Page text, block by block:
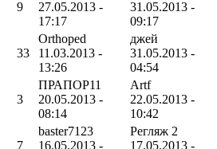
9
27.05.2013 -
17:17
31.05.2013 -
09:17
33
Orthoped
11.03.2013 -
13:26
джей
31.05.2013 -
04:54
3
ПРАПОР11
20.05.2013 -
08:14
Artf
22.05.2013 -
10:42
7
baster7123
16.05.2013 -
Регляж 2
17.05.2013 -